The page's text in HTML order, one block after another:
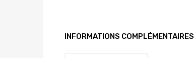
INFORMATIONS COMPLÉMENTAIRES